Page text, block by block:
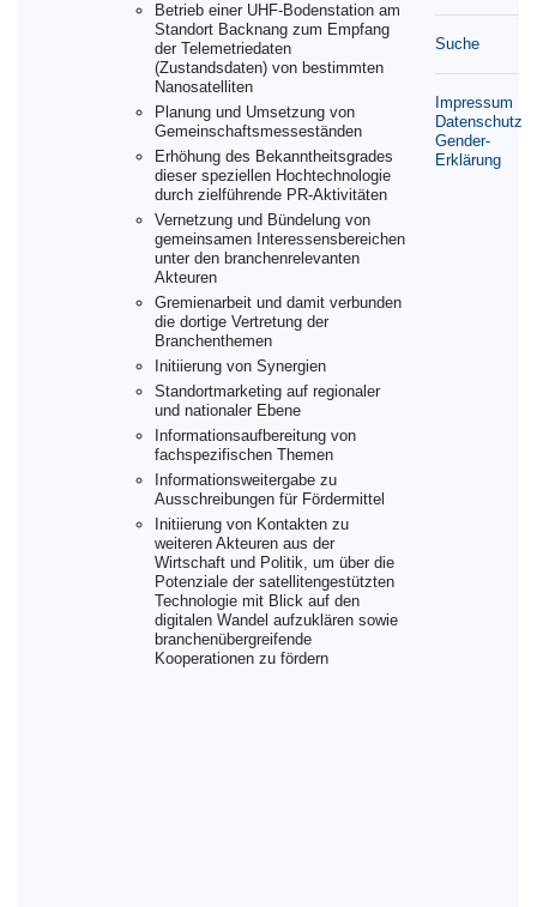
Betrieb einer UHF-Bodenstation am
Standort Backnang zum Empfang
der Telemetriedaten
(Zustandsdaten) von bestimmten
Nanosatelliten
Planung und Umsetzung von
Gemeinschaftsmesseständen
Erhöhung des Bekanntheitsgrades
dieser speziellen Hochtechnologie
durch zielführende PR-Aktivitäten
Vernetzung und Bündelung von
gemeinsamen Interessensbereichen
unter den branchenrelevanten
Akteuren
Gremienarbeit und damit verbunden
die dortige Vertretung der
Branchenthemen
Initiierung von Synergien
Standortmarketing auf regionaler
und nationaler Ebene
Informationsaufbereitung von
fachspezifischen Themen
Informationsweitergabe zu
Ausschreibungen für Fördermittel
Initiierung von Kontakten zu
weiteren Akteuren aus der
Wirtschaft und Politik, um über die
Potenziale der satellitengestützten
Technologie mit Blick auf den
digitalen Wandel aufzuklären sowie
branchenübergreifende
Kooperationen zu fördern
Suche
Impressum
Datenschutz
Gender-
Erklärung